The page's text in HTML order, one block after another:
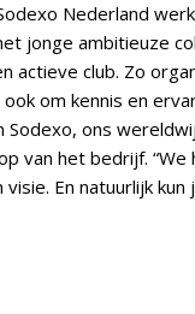
Nederland
jonge ambitieuze
actieve club. Zo
om kennis en
ons
van het bedrijf.
En natuurlijk